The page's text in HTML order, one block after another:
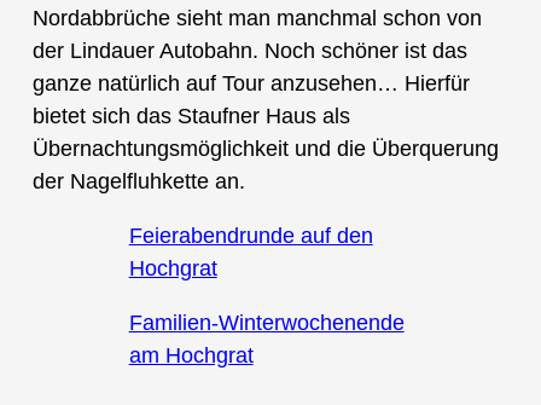
Nordabbrüche sieht man manchmal schon von
der Lindauer Autobahn. Noch schöner ist das
ganze natürlich auf Tour anzusehen… Hierfür
bietet sich das Staufner Haus als
Übernachtungsmöglichkeit und die Überquerung
der Nagelfluhkette an.
Feierabendrunde auf den
Hochgrat
Familien-Winterwochenende
am Hochgrat